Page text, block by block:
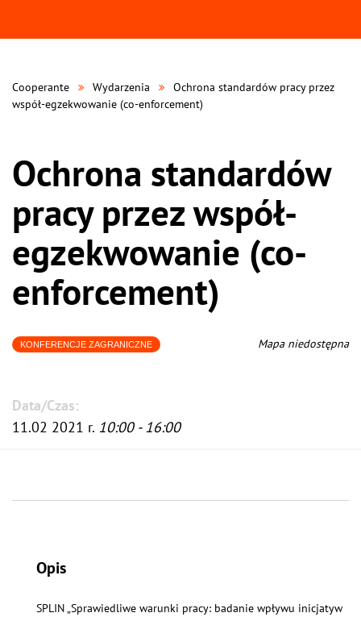
Cooperante Wydarzenia
Ochrona standardów pracy przez
współ-egzekwowanie (co-enforcement)
Ochrona standardów
pracy przez współ-
egzekwowanie (co-
enforcement)
Mapa niedostępna
KONFERENCJE ZAGRANICZNE
Data/Czas:
11.02 2021 r. 10:00 - 16:00
Opis
SPLIN „Sprawiedliwe warunki pracy: badanie wpływu inicjatyw